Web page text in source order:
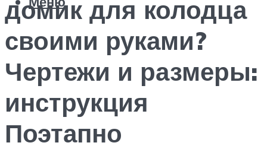
домик для колодца
своими руками?
Чертежи и размеры:
инструкция
Поэтапно